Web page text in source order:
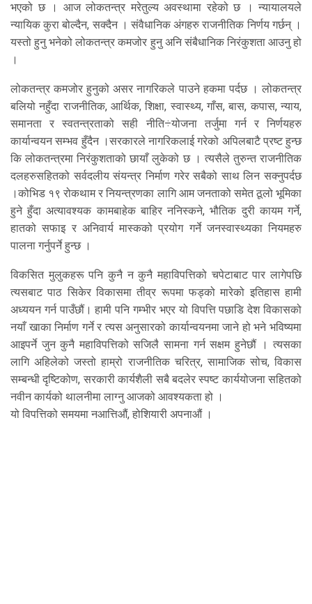
भएको छ । आज लोकतन्त्र मरेतुल्य अवस्थामा रहेको छ । न्यायालयले
न्यायिक कुरा बोल्दैन, सक्दैन । संवैधानिक अंगहरु राजनीतिक निर्णय गर्छन् ।
यस्तो हुनु भनेको लोकतन्त्र कमजोर हुनु अनि संबैधानिक निरंकुशता आउनु हो
।
लोकतन्त्र कमजोर हुनुको असर नागरिकले पाउने हकमा पर्दछ । लोकतन्त्र
बलियो नहुँदा राजनीतिक, आर्थिक, शिक्षा, स्वास्थ्य, गाँस, बास, कपास, न्याय,
समानता र स्वतन्त्रताको सही नीति÷योजना तर्जुमा गर्न र निर्णयहरु
कार्यान्वयन सम्भव हुँदैन ।सरकारले नागरिकलाई गरेको अपिलबाटै प्रष्ट हुन्छ
कि लोकतन्त्रमा निरंकुशताको छायाँ लुकेको छ । त्यसैले तुरुन्त राजनीतिक
दलहरुसहितको सर्वदलीय संयन्त्र निर्माण गरेर सबैको साथ लिन सक्नुपर्दछ
।कोभिड १९ रोकथाम र नियन्त्रणका लागि आम जनताको समेत ठूलो भूमिका
हुने हुँदा अत्यावश्यक कामबाहेक बाहिर ननिस्कने, भौतिक दुरी कायम गर्ने,
हातको सफाइ र अनिवार्य मास्कको प्रयोग गर्ने जनस्वास्थ्यका नियमहरु
पालना गर्नुपर्ने हुन्छ ।
विकसित मुलुकहरू पनि कुनै न कुनै महाविपत्तिको चपेटाबाट पार लागेपछि
त्यसबाट पाठ सिकेर विकासमा तीव्र रूपमा फड्को मारेको इतिहास हामी
अध्ययन गर्न पाउँछौं। हामी पनि गम्भीर भएर यो विपत्ति पछाडि देश विकासको
नयाँ खाका निर्माण गर्ने र त्यस अनुसारको कार्यान्वयनमा जाने हो भने भविष्यमा
आइपर्ने जुन कुनै महाविपत्तिको सजिलै सामना गर्न सक्षम हुनेछौं । त्यसका
लागि अहिलेको जस्तो हाम्रो राजनीतिक चरित्र, सामाजिक सोच, विकास
सम्बन्धी दृष्टिकोण, सरकारी कार्यशैली सबै बदलेर स्पष्ट कार्ययोजना सहितको
नवीन कार्यको थालनीमा लाग्नु आजको आवश्यकता हो ।
यो विपत्तिको समयमा नआत्तिऔं, होशियारी अपनाऔं ।